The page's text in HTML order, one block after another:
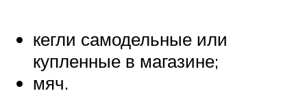
кегли самодельные или
купленные в магазине;
мяч.